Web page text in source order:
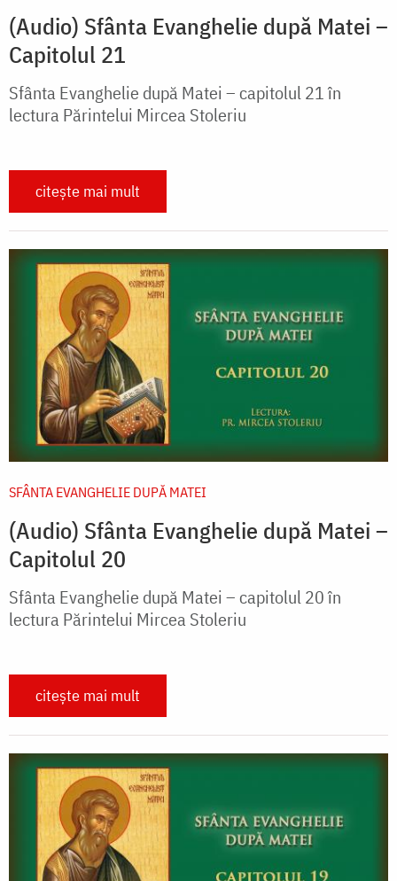
(Audio) Sfânta Evanghelie după Matei –
Capitolul 21
Sfânta Evanghelie după Matei – capitolul 21 în
lectura Părintelui Mircea Stoleriu
citește mai mult
SFÂNTA EVANGHELIE DUPĂ MATEI
(Audio) Sfânta Evanghelie după Matei –
Capitolul 20
Sfânta Evanghelie după Matei – capitolul 20 în
lectura Părintelui Mircea Stoleriu
citește mai mult